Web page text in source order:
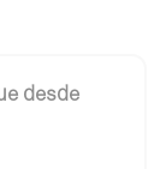
desde